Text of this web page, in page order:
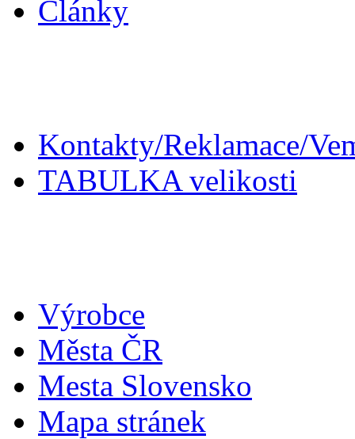
Články
Kontakty/Reklamace/
TABULKA velikosti
Výrobce
Města ČR
Mesta Slovensko
Mapa stránek